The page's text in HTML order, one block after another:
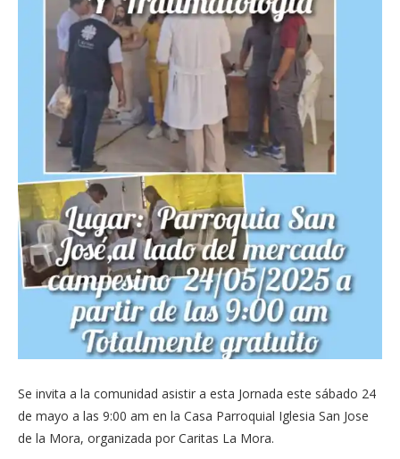
Se invita a la comunidad asistir a esta Jornada este sábado 24
de mayo a las 9:00 am en la Casa Parroquial Iglesia San Jose
de la Mora, organizada por Caritas La Mora.